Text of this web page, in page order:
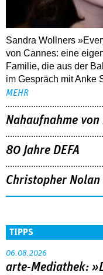
Sandra Wollners
von Cannes: eine
Familie, die aus der
im Gespräch mit Anke
MEHR
Nahaufnahme
80 Jahre DEFA
Christopher
TIPPS
06.08.2026
arte-Mediathek: